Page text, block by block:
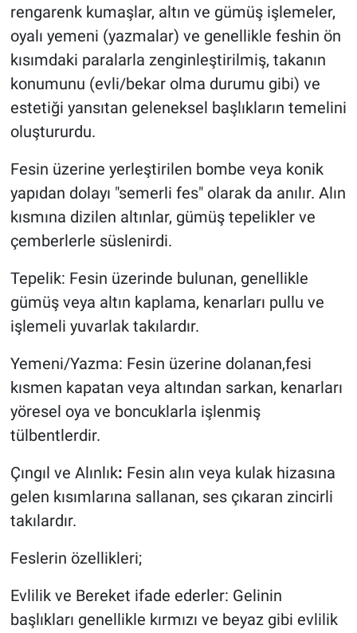
rengarenk kumaşlar, altın ve gümüş işlemeler,
oyalı yemeni (yazmalar) ve genellikle feshin ön
kısımdaki paralarla zenginleştirilmiş, takanın
konumunu (evli/bekar olma durumu gibi) ve
estetiği yansıtan geleneksel başlıkların temelini
oluştururdu.
Fesin üzerine yerleştirilen bombe veya konik
yapıdan dolayı "semerli fes" olarak da anılır. Alın
kısmına dizilen altınlar, gümüş tepelikler ve
çemberlerle süslenirdi.
Tepelik: Fesin üzerinde bulunan, genellikle
gümüş veya altın kaplama, kenarları pullu ve
işlemeli yuvarlak takılardır.
Yemeni/Yazma: Fesin üzerine dolanan,fesi
kısmen kapatan veya altından sarkan, kenarları
yöresel oya ve boncuklarla işlenmiş
tülbentlerdir.
Çıngıl ve Alınlık: Fesin alın veya kulak hizasına
gelen kısımlarına sallanan, ses çıkaran zincirli
takılardır.
Feslerin özellikleri;
Evlilik ve Bereket ifade ederler: Gelinin
başlıkları genellikle kırmızı ve beyaz gibi evlilik
Teknoloji
Röportaj
Kayseri
Aksaray
Kırşehir
Yerel
Genel
Asayiş
Kültür - Sanat
Politika
Magazin
Çevre
Haberde İnsan